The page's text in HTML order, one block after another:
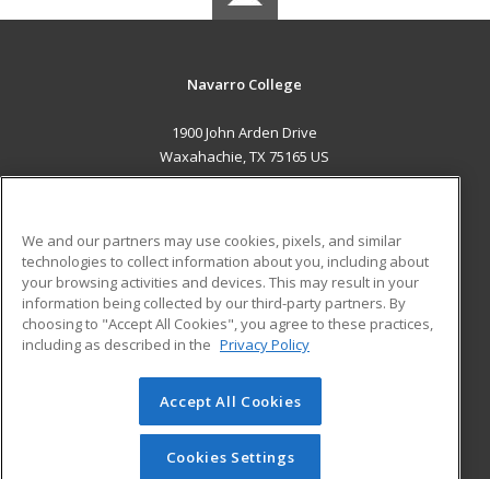
Navarro College
1900 John Arden Drive
Waxahachie, TX 75165 US
ADDITIONAL RESOURCES
Military
Financial Assistance
Help
Student Blog
© 2026 ed2go, a division of Cengage Learning. All rights
reserved. The material on this site cannot be reproduced or
redistributed unless you have obtained prior written
We and our partners may use cookies, pixels, and similar
technologies to collect information about you, including about
your browsing activities and devices. This may result in your
information being collected by our third-party partners. By
choosing to "Accept All Cookies", you agree to these practices,
including as described in the Privacy Policy
Accept All Cookies
Cookies Settings